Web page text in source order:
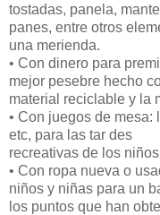
tostadas, panela,
panes, entre otros
una merienda.
• Con dinero para
mejor pesebre hecho
material reciclable y la
• Con juegos de mesa:
etc, para las tar des
recreativas de los
• Con ropa nueva o
niños y niñas para un
los puntos que han